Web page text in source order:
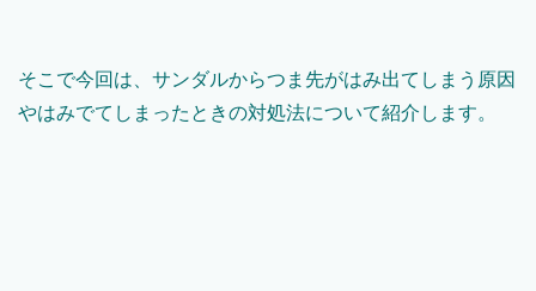
そこで今回は、サンダルからつま先がはみ出てしまう原因
やはみでてしまったときの対処法について紹介します。